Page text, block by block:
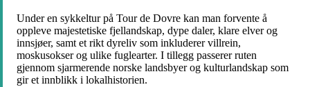
Under en sykkeltur på Tour de Dovre kan man forvente å
oppleve majestetiske fjellandskap, dype daler, klare elver og
innsjøer, samt et rikt dyreliv som inkluderer villrein,
moskusokser og ulike fuglearter. I tillegg passerer ruten
gjennom sjarmerende norske landsbyer og kulturlandskap som
gir et innblikk i lokalhistorien.